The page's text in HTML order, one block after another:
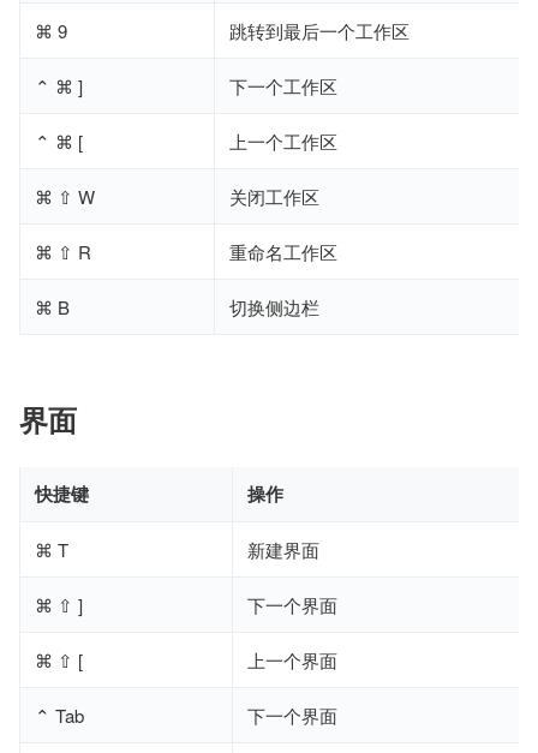
⌘ 9 跳转到最后一个工作区
⌃ ⌘ ] 下一个工作区
⌃ ⌘ [ 上一个工作区
⌘ ⇧ W 关闭工作区
⌘ ⇧ R 重命名工作区
⌘ B 切换侧边栏
界面
快捷键 操作
⌘ T 新建界面
⌘ ⇧ ] 下一个界面
⌘ ⇧ [ 上一个界面
⌃ Tab 下一个界面